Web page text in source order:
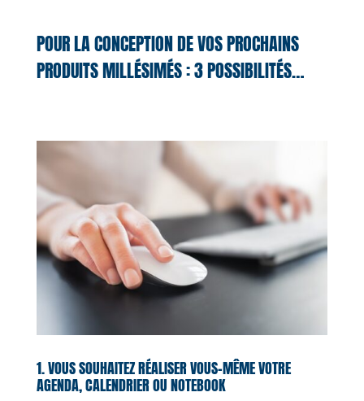
POUR LA CONCEPTION DE VOS PROCHAINS
PRODUITS MILLÉSIMÉS : 3 POSSIBILITÉS…
1. VOUS SOUHAITEZ RÉALISER VOUS-MÊME VOTRE
AGENDA, CALENDRIER OU NOTEBOOK